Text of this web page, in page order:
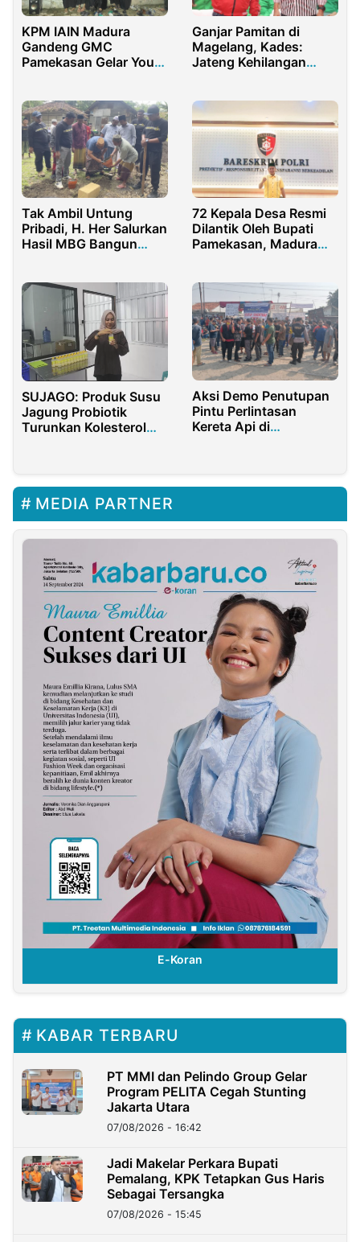
KPM IAIN Madura
Gandeng GMC
Pamekasan Gelar Youth
Ganjar Pamitan di
Magelang, Kades:
Jateng Kehilangan
Tak Ambil Untung
Pribadi, H. Her Salurkan
Hasil MBG Bangun
72 Kepala Desa Resmi
Dilantik Oleh Bupati
Pamekasan, Madura
SUJAGO: Produk Susu
Jagung Probiotik
Turunkan Kolesterol
Aksi Demo Penutupan
Pintu Perlintasan
Kereta Api di
MEDIA PARTNER
E-Koran
KABAR TERBARU
PT MMI dan Pelindo Group Gelar
Program PELITA Cegah Stunting
Jakarta Utara
07/08/2026 - 16:42
Jadi Makelar Perkara Bupati
Pemalang, KPK Tetapkan Gus Haris
Sebagai Tersangka
07/08/2026 - 15:45